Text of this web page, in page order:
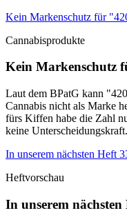
Kein Markenschutz für
Cannabisprodukte
Kein Markenschutz
Laut dem BPatG kann
Cannabis nicht als Marke
fürs Kiffen habe die Zahl
keine Unterscheidungskraft.
In unserem nächsten Heft
Heftvorschau
In unserem nächsten